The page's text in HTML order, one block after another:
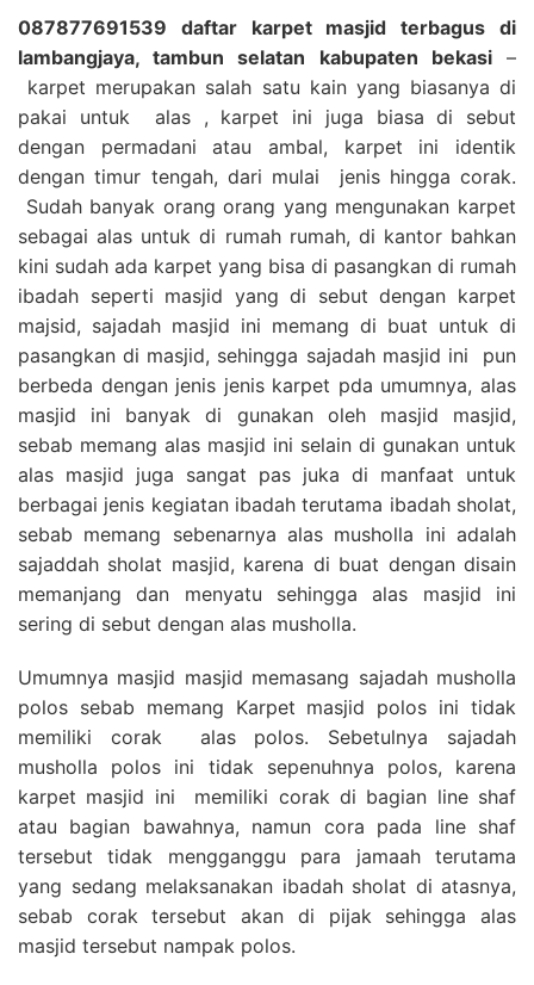
087877691539 daftar karpet masjid terbagus di
lambangjaya, tambun selatan kabupaten bekasi–
karpet merupakan salah satu kain yang biasanya di
pakai untuk alas , karpet ini juga biasa di sebut
dengan permadani atau ambal, karpet ini identik
dengan timur tengah, dari mulai jenis hingga corak.
Sudah banyak orang orang yang mengunakan karpet
sebagai alas untuk di rumah rumah, di kantor bahkan
kini sudah ada karpet yang bisa di pasangkan di rumah
ibadah seperti masjid yang di sebut dengan karpet
majsid, sajadah masjid ini memang di buat untuk di
pasangkan di masjid, sehingga sajadah masjid ini pun
berbeda dengan jenis jenis karpet pda umumnya, alas
masjid ini banyak di gunakan oleh masjid masjid,
sebab memang alas masjid ini selain di gunakan untuk
alas masjid juga sangat pas juka di manfaat untuk
berbagai jenis kegiatan ibadah terutama ibadah sholat,
sebab memang sebenarnya alas musholla ini adalah
sajaddah sholat masjid, karena di buat dengan disain
memanjang dan menyatu sehingga alas masjid ini
sering di sebut dengan alas musholla.
Umumnya masjid masjid memasang sajadah musholla
polos sebab memang Karpet masjid polos ini tidak
memiliki corak alas polos. Sebetulnya sajadah
musholla polos ini tidak sepenuhnya polos, karena
karpet masjid ini memiliki corak di bagian line shaf
atau bagian bawahnya, namun cora pada line shaf
tersebut tidak mengganggu para jamaah terutama
yang sedang melaksanakan ibadah sholat di atasnya,
sebab corak tersebut akan di pijak sehingga alas
masjid tersebut nampak polos.